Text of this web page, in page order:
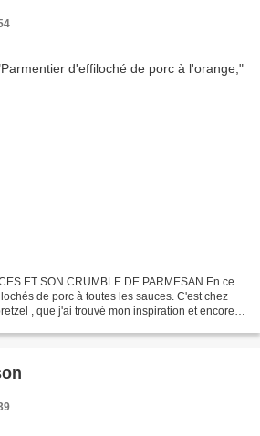
ET SON CRUMBLE DE PARMESAN En ce
de porc à toutes les sauces. C'est chez
, que j'ai trouvé mon inspiration et encore